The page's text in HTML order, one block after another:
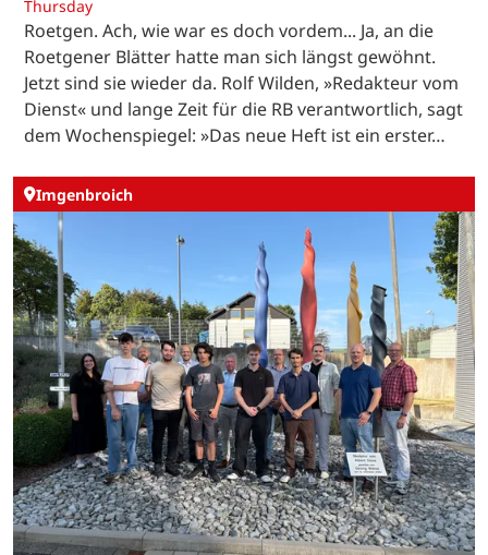
Thursday
Roetgen. Ach, wie war es doch vordem... Ja, an die
Roetgener Blätter hatte man sich längst gewöhnt.
Jetzt sind sie wieder da. Rolf Wilden, »Redakteur vom
Dienst« und lange Zeit für die RB verantwortlich, sagt
dem Wochenspiegel: »Das neue Heft ist ein erster…
Imgenbroich